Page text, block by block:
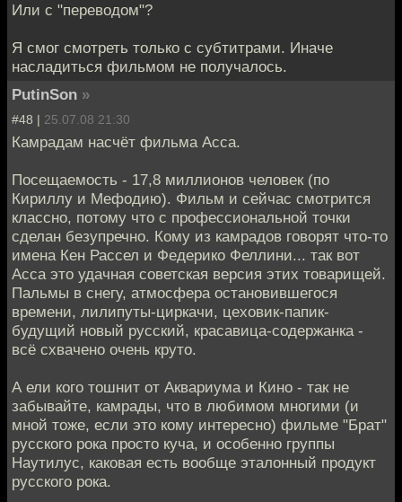
Или с "переводом"?
Я смог смотреть только с субтитрами. Иначе
насладиться фильмом не получалось.
PutinSon »
#48 | 25.07.08 21:30
Камрадам насчёт фильма Асса.
Посещаемость - 17,8 миллионов человек (по
Кириллу и Мефодию). Фильм и сейчас смотрится
классно, потому что с профессиональной точки
сделан безупречно. Кому из камрадов говорят что-то
имена Кен Рассел и Федерико Феллини... так вот
Асса это удачная советская версия этих товарищей.
Пальмы в снегу, атмосфера остановившегося
времени, лилипуты-циркачи, цеховик-папик-
будущий новый русский, красавица-содержанка -
всё схвачено очень круто.
А ели кого тошнит от Аквариума и Кино - так не
забывайте, камрады, что в любимом многими (и
мной тоже, если это кому интересно) фильме "Брат"
русского рока просто куча, и особенно группы
Наутилус, каковая есть вообще эталонный продукт
русского рока.